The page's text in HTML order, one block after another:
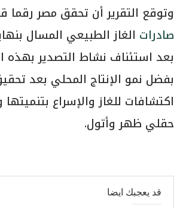
وتوقع التقرير أن تحقق مصر رقما
صادرات
بعد استئناف نشاط التصدير بهذه
بفضل نمو الإنتاج المحلي بعد
اكتشافات للغاز والإسراع
حقلي ظهر وأتول.
قد يعجبك ايضا